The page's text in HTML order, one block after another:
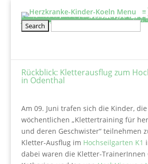
Menu ≡
Informieren
Über uns
Film: Projekte der Elterninitiative
Aufgaben & Ziele
Entstehung
Satzung
Vorstand
Kontakt
Schirmherr/frau
Tätigkeitsbericht
2025
2024
2023
2022
2021
2020
Projekte
Kölner Klinikclowns
Kunsttherapie
Besuchsdienst
Elternwohnung
Netzwerke und links
Wissenswertes
BHVK
Herzfenster & Info
Newsletter BVHK
Mitmachen
Veranstaltung
Geschwisterseminar für gesunde Kinder von 6 – 12 Jahre und ihre Eltern vom
2026-Seminar für Eltern: Wir gehe ich mit meinen Ängsten um?
Wellenreiten- und Surf Kurs für herzkranke Teenies von 12 – 18 Jahren
Klettertraining für herzkranke Kinder und Geschwister ab 6 Jahre
Rückblick
Erfahrungsberichte
Mitglied werden
Stammtisch für Eltern von
Kontakt
Spenden
Jetzt Spenden
Spendeneinsatz
Aktuelle Spendenprojekte
Vielen Dank
Spendenbescheinigung
Freistellungsbescheid
Rückblick: Kletterausflug zum
in Odenthal
Am 09. Juni trafen sich die Kinder,
wöchentlichen „Klettertraining für
und deren Geschwister“ teilnehmen
Kletter-Ausflug im Hochseilgarten K1
dabei waren die Kletter-TrainerInnen